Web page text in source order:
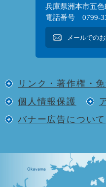
兵庫県洲本市五
電話番号 0799-
メールでの
リンク・著作権・
個人情報保護
バナー広告について